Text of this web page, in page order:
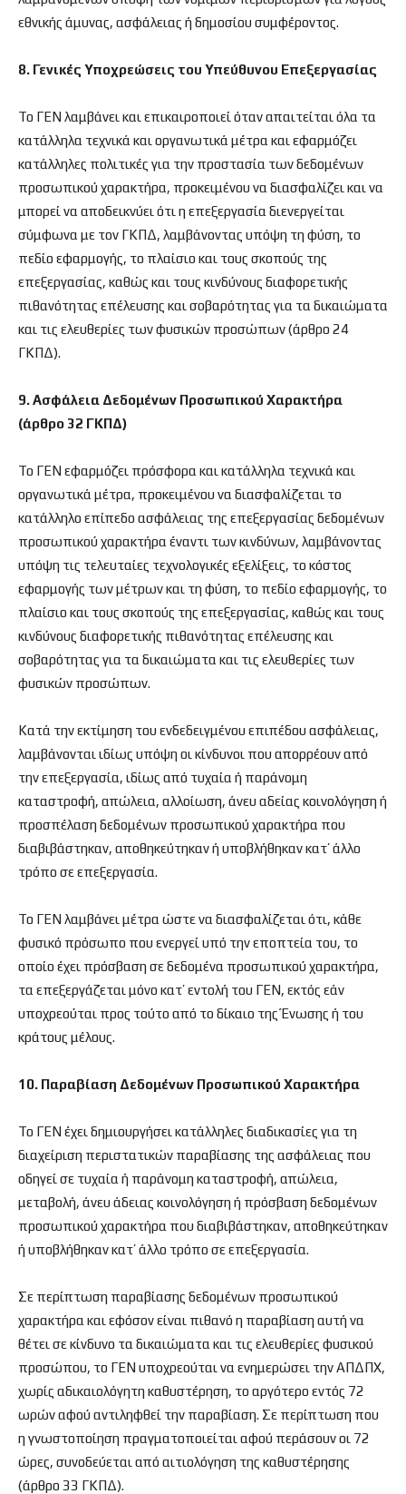
εθνικής άμυνας, ασφάλειας ή δημοσίου συμφέροντος.
8. Γενικές Υποχρεώσεις του Υπεύθυνου Επεξεργασίας
Το ΓΕΝ λαμβάνει και επικαιροποιεί όταν απαιτείται όλα τα
κατάλληλα τεχνικά και οργανωτικά μέτρα και εφαρμόζει
κατάλληλες πολιτικές για την προστασία των δεδομένων
προσωπικού χαρακτήρα, προκειμένου να διασφαλίζει και να
μπορεί να αποδεικνύει ότι η επεξεργασία διενεργείται
σύμφωνα με τον ΓΚΠΔ, λαμβάνοντας υπόψη τη φύση, το
πεδίο εφαρμογής, το πλαίσιο και τους σκοπούς της
επεξεργασίας, καθώς και τους κινδύνους διαφορετικής
πιθανότητας επέλευσης και σοβαρότητας για τα δικαιώματα
και τις ελευθερίες των φυσικών προσώπων (άρθρο 24
ΓΚΠΔ).
9. Ασφάλεια Δεδομένων Προσωπικού Χαρακτήρα
(άρθρο 32 ΓΚΠΔ)
Το ΓΕΝ εφαρμόζει πρόσφορα και κατάλληλα τεχνικά και
οργανωτικά μέτρα, προκειμένου να διασφαλίζεται το
κατάλληλο επίπεδο ασφάλειας της επεξεργασίας δεδομένων
προσωπικού χαρακτήρα έναντι των κινδύνων, λαμβάνοντας
υπόψη τις τελευταίες τεχνολογικές εξελίξεις, το κόστος
εφαρμογής των μέτρων και τη φύση, το πεδίο εφαρμογής, το
πλαίσιο και τους σκοπούς της επεξεργασίας, καθώς και τους
κινδύνους διαφορετικής πιθανότητας επέλευσης και
σοβαρότητας για τα δικαιώματα και τις ελευθερίες των
φυσικών προσώπων.
Κατά την εκτίμηση του ενδεδειγμένου επιπέδου ασφάλειας,
λαμβάνονται ιδίως υπόψη οι κίνδυνοι που απορρέουν από
την επεξεργασία, ιδίως από τυχαία ή παράνομη
καταστροφή, απώλεια, αλλοίωση, άνευ αδείας κοινολόγηση ή
προσπέλαση δεδομένων προσωπικού χαρακτήρα που
διαβιβάστηκαν, αποθηκεύτηκαν ή υποβλήθηκαν κατ’ άλλο
τρόπο σε επεξεργασία.
Το ΓΕΝ λαμβάνει μέτρα ώστε να διασφαλίζεται ότι, κάθε
φυσικό πρόσωπο που ενεργεί υπό την εποπτεία του, το
οποίο έχει πρόσβαση σε δεδομένα προσωπικού χαρακτήρα,
τα επεξεργάζεται μόνο κατ’ εντολή του ΓΕΝ, εκτός εάν
υποχρεούται προς τούτο από το δίκαιο της Ένωσης ή του
κράτους μέλους.
10. Παραβίαση Δεδομένων Προσωπικού Χαρακτήρα
Το ΓΕΝ έχει δημιουργήσει κατάλληλες διαδικασίες για τη
διαχείριση περιστατικών παραβίασης της ασφάλειας που
οδηγεί σε τυχαία ή παράνομη καταστροφή, απώλεια,
μεταβολή, άνευ άδειας κοινολόγηση ή πρόσβαση δεδομένων
προσωπικού χαρακτήρα που διαβιβάστηκαν, αποθηκεύτηκαν
ή υποβλήθηκαν κατ’ άλλο τρόπο σε επεξεργασία.
Σε περίπτωση παραβίασης δεδομένων προσωπικού
χαρακτήρα και εφόσον είναι πιθανό η παραβίαση αυτή να
θέτει σε κίνδυνο τα δικαιώματα και τις ελευθερίες φυσικού
προσώπου, το ΓΕΝ υποχρεούται να ενημερώσει την ΑΠΔΠΧ,
χωρίς αδικαιολόγητη καθυστέρηση, το αργότερο εντός 72
ωρών αφού αντιληφθεί την παραβίαση. Σε περίπτωση που
η γνωστοποίηση πραγματοποιείται αφού περάσουν οι 72
ώρες, συνοδεύεται από αιτιολόγηση της καθυστέρησης
(άρθρο 33 ΓΚΠΔ).